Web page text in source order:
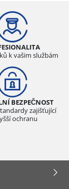
k vašim službám
BEZPEČNOST
zajišťující
ochranu